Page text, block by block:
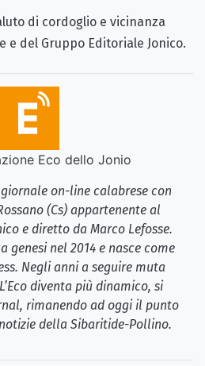
di cordoglio e vicinanza
e del Gruppo Editoriale Jonico.
Eco dello Jonio
on-line calabrese con
(Cs) appartenente al
e diretto da Marco Lefosse.
genesi nel 2014 e nasce come
Negli anni a seguire muta
diventa più dinamico, si
rimanendo ad oggi il punto
della Sibaritide-Pollino.